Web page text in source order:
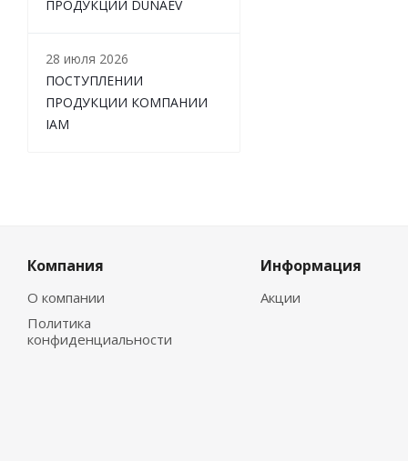
ПРОДУКЦИИ DUNAEV
28 июля 2026
ПОСТУПЛЕНИИ
ПРОДУКЦИИ КОМПАНИИ
IAM
Компания
О компании
Политика
конфиденциальности
Информация
Акции